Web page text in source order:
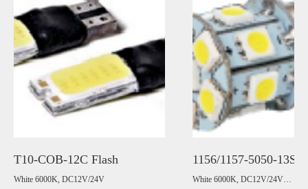
T10-COB-12C Flash
White 6000K, DC12V/24V
1156/1157-5050-
White 6000K, DC12V/24V